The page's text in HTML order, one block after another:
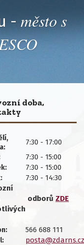
- město s
doba,
7:30 - 17:00
7:30 - 15:00
7:30 - 15:00
7:30 - 14:30
odborů ZDE
566 688 111
posta@zdarns.cz